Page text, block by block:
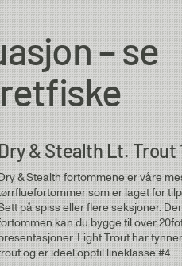
– se
& Stealth Lt. Trout
& Stealth fortommene er våre
som er laget for
på spiss eller flere seksjoner.
kan du bygge til over
Light Trout har
og er ideel opptil lineklasse #4.